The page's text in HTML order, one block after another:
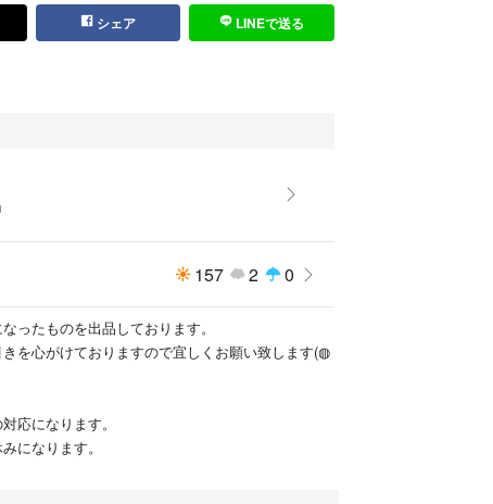
シェア LINEで送る
157 2 0
ったものを出品しております。
を心がけておりますので宜しくお願い致します(◍
応になります。
になります。